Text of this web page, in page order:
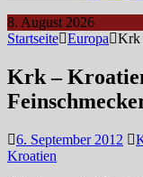
8. August 2026
Startseite Europa Krk
Krk –
6. September 2012
Kroatien